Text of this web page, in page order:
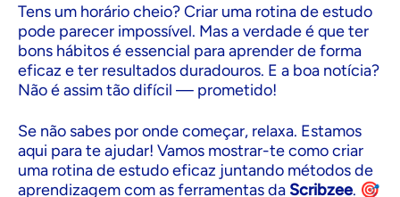
Tens um horário cheio? Criar uma rotina de estudo
pode parecer impossível. Mas a verdade é que ter
bons hábitos é essencial para aprender de forma
eficaz e ter resultados duradouros. E a boa notícia?
Não é assim tão difícil — prometido!
Se não sabes por onde começar, relaxa. Estamos
aqui para te ajudar! Vamos mostrar-te como criar
uma rotina de estudo eficaz juntando métodos de
aprendizagem com as ferramentas da Scribzee. 🎯